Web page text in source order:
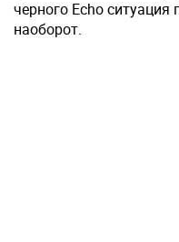
черного Echo
наоборот.